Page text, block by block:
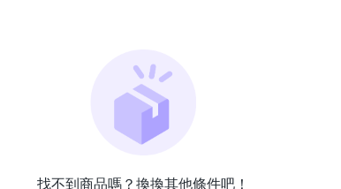
找不到商品嗎？換換其他條件吧！